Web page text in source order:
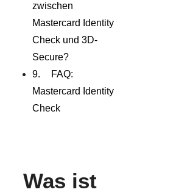
zwischen
Mastercard Identity
Check und 3D-
Secure?
FAQ:
Mastercard Identity
Check
Was ist